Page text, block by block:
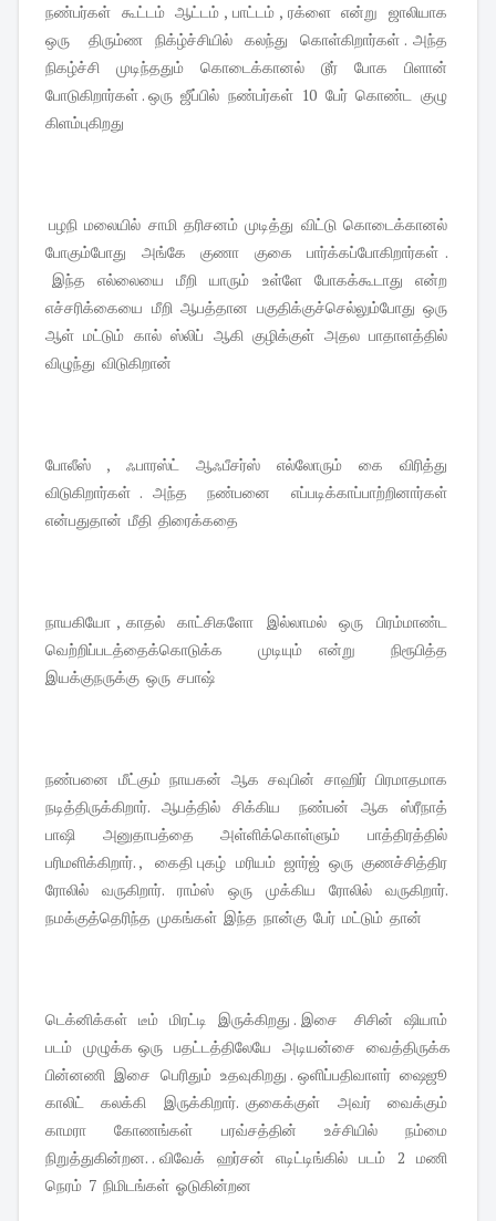
நண்பர்கள் கூட்டம் ஆட்டம் , பாட்டம் , ரக்ளை என்று ஜாலியாக
ஒரு திரும்ண நிக்ழ்ச்சியில் கலந்து கொள்கிறார்கள் . அந்த
நிகழ்ச்சி முடிந்ததும் கொடைக்கானல் டூர் போக பிளான்
போடுகிறார்கள் . ஒரு ஜீப்பில் நண்பர்கள் 10 பேர் கொண்ட குழு
கிளம்புகிறது
பழநி மலையில் சாமி தரிசனம் முடித்து விட்டு கொடைக்கானல்
போகும்போது அங்கே குணா குகை பார்க்கப்போகிறார்கள் .
இந்த எல்லையை மீறி யாரும் உள்ளே போகக்கூடாது என்ற
எச்சரிக்கையை மீறி ஆபத்தான பகுதிக்குச்செல்லும்போது ஒரு
ஆள் மட்டும் கால் ஸ்லிப் ஆகி குழிக்குள் அதல பாதாளத்தில்
விழுந்து விடுகிறான்
போலீஸ் , ஃபாரஸ்ட் ஆஃபீசர்ஸ் எல்லோரும் கை விரித்து
விடுகிறார்கள் . அந்த நண்பனை எப்படிக்காப்பாற்றினார்கள்
என்பதுதான் மீதி திரைக்கதை
நாயகியோ , காதல் காட்சிகளோ இல்லாமல் ஒரு பிரம்மாண்ட
வெற்றிப்படத்தைக்கொடுக்க முடியும் என்று நிரூபித்த
இயக்குநருக்கு ஒரு சபாஷ்
நண்பனை மீட்கும் நாயகன் ஆக சவுபின் சாஹிர் பிரமாதமாக
நடித்திருக்கிறார். ஆபத்தில் சிக்கிய நண்பன் ஆக ஸ்ரீநாத்
பாஷி அனுதாபத்தை அள்ளிக்கொள்ளும் பாத்திரத்தில்
பரிமளிக்கிறார். , கைதி புகழ் மரியம் ஜார்ஜ் ஒரு குணச்சித்திர
ரோலில் வருகிறார். ராம்ஸ் ஒரு முக்கிய ரோலில் வருகிறார்.
நமக்குத்தெரிந்த முகங்கள் இந்த நான்கு பேர் மட்டும் தான்
டெக்னிக்கள் டீம் மிரட்டி இருக்கிறது . இசை சிசின் ஷியாம்
படம் முழுக்க ஒரு பதட்டத்திலேயே அடியன்சை வைத்திருக்க
பின்னணி இசை பெரிதும் உதவுகிறது . ஒளிப்பதிவாளர் ஷைஜூ
காலிட் கலக்கி இருக்கிறார். குகைக்குள் அவர் வைக்கும்
காமரா கோணங்கள் பரவ்சத்தின் உச்சியில் நம்மை
நிறுத்துகின்றன. . விவேக் ஹர்சன் எடிட்டிங்கில் படம் 2 மணி
நெரம் 7 நிமிடங்கள் ஓடுகின்றன